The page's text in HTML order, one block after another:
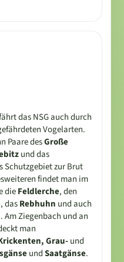
das NSG auch durch
Vogelarten.
Paare desGroße
und das
Schutzgebiet zur Brut
findet man im
die Feldlerche, den
, das Rebhuhn und auch
. Am Ziegenbach und an
man
Grau-und
und Saatgänse.